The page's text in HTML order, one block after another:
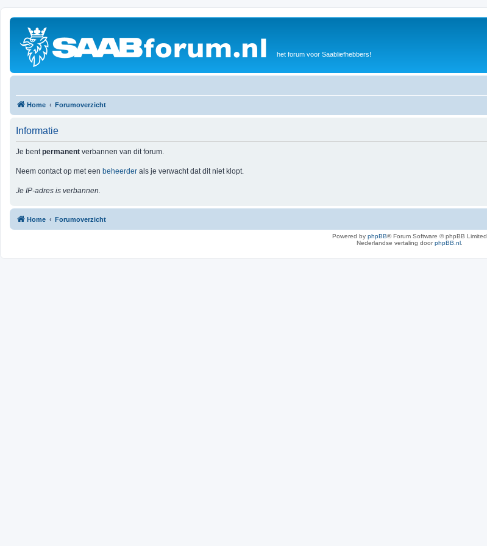
het forum voor Saabliefhebbers!
Home Forumoverzicht
Informatie
Je bentpermanent verbannen van dit forum.
Neem contact op met een beheerder als je verwacht dat dit niet klopt.
Je IP-adres is verbannen.
Home Forumoverzicht
Powered by phpBB® Forum Software © phpBB Limited
Nederlandse vertaling doorphpBB.nl